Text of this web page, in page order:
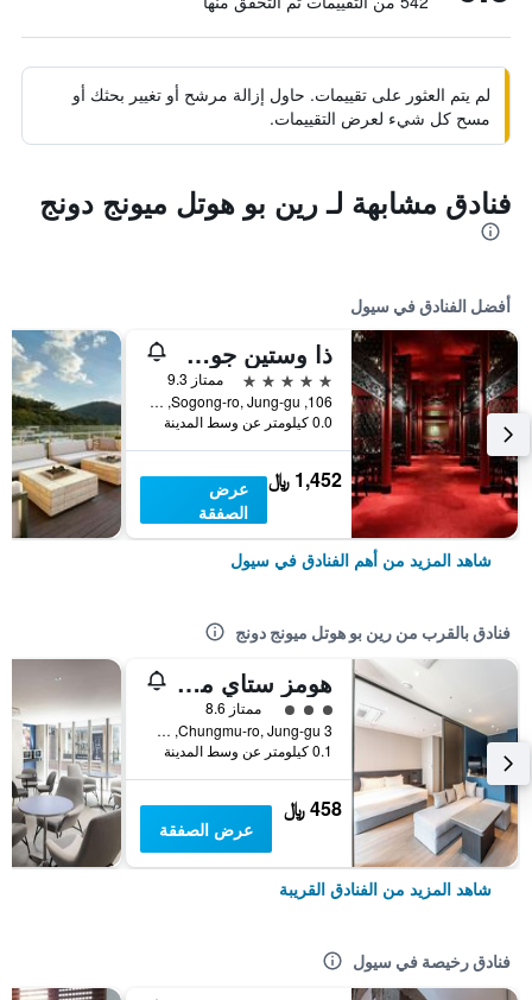
لم يتم العثور على تقييمات. حاول إزالة مرشح أو تغيير بحثك أو
مسح كل شيء لعرض التقييمات.
فنادق مشابهة لـ رين بو هوتل ميونج دونج
أفضل الفنادق في سيول
ذا وستين جوسون سول
5 نجوم
ممتاز 9.3
106, Sogong-ro, Jung-gu, سيول, كوريا الجنوبية
0.0 كيلومتر عن وسط المدينة
1,452 ﷼
عرض
الصفقة
شاهد المزيد من أهم الفنادق في سيول
فنادق بالقرب من رين بو هوتل ميونج دونج
هومز ستاي ميونغدونج
تقييم فئة 3ممتاز 8.6
3 Chungmu-ro, Jung-gu, سيول, كوريا الجنوبية
0.1 كيلومتر عن وسط المدينة
458 ﷼
عرض الصفقة
شاهد المزيد من الفنادق القريبة
فنادق رخيصة في سيول